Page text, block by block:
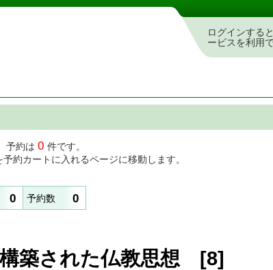
・予約システム
ログインする
ービスを利用
予約は 0 件です。
予約カートに入れるページに移動します。
0 予約数 0
構築された仏教思想 [8]